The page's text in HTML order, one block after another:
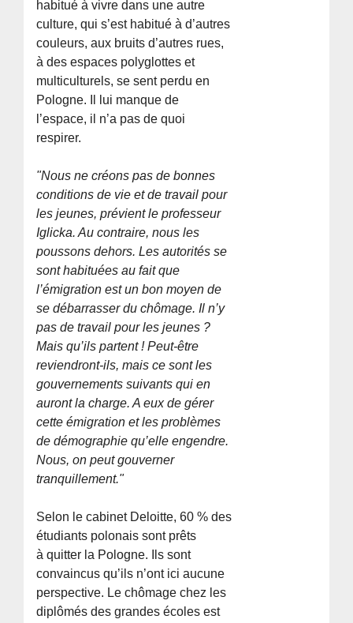
habitué à vivre dans une autre
culture, qui s’est habitué à d’autres
couleurs, aux bruits d’autres rues,
à des espaces polyglottes et
multiculturels, se sent perdu en
Pologne. Il lui manque de
l’espace, il n’a pas de quoi
respirer.
"Nous ne créons pas de bonnes
conditions de vie et de travail pour
les jeunes, prévient le professeur
Iglicka. Au contraire, nous les
poussons dehors. Les autorités se
sont habituées au fait que
l’émigration est un bon moyen de
se débarrasser du chômage. Il n’y
pas de travail pour les jeunes ?
Mais qu’ils partent ! Peut-être
reviendront-ils, mais ce sont les
gouvernements suivants qui en
auront la charge. A eux de gérer
cette émigration et les problèmes
de démographie qu’elle engendre.
Nous, on peut gouverner
tranquillement."
Selon le cabinet Deloitte, 60 % des
étudiants polonais sont prêts
à quitter la Pologne. Ils sont
convaincus qu’ils n’ont ici aucune
perspective. Le chômage chez les
diplômés des grandes écoles est